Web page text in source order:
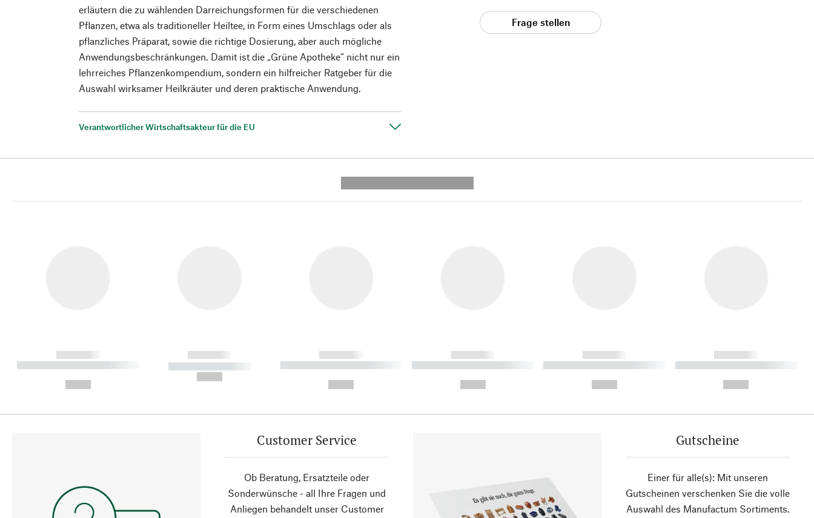
erläutern die zu wählenden Darreichungsformen für die verschiedenen
Pflanzen, etwa als traditioneller Heiltee, in Form eines Umschlags oder als
pflanzliches Präparat, sowie die richtige Dosierung, aber auch mögliche
Anwendungsbeschränkungen. Damit ist die „Grüne Apotheke“ nicht nur ein
lehrreiches Pflanzenkompendium, sondern ein hilfreicher Ratgeber für die
Auswahl wirksamer Heilkräuter und deren praktische Anwendung.
Verantwortlicher Wirtschaftsakteur für die EU
Frage stellen
------------
----------- ----------- ----------
------------
----------- -----------
------------
----------- ----------- ----------
------------
----------- ----------- ----------
------------
----------- ----------- ----------
------------
----------- ----------- ----------
Customer Service
Ob Beratung, Ersatzteile oder
Sonderwünsche - all Ihre Fragen und
Anliegen behandelt unser Customer
Gutscheine
Einer für alle(s): Mit unseren
Gutscheinen verschenken Sie die volle
Auswahl des Manufactum Sortiments.